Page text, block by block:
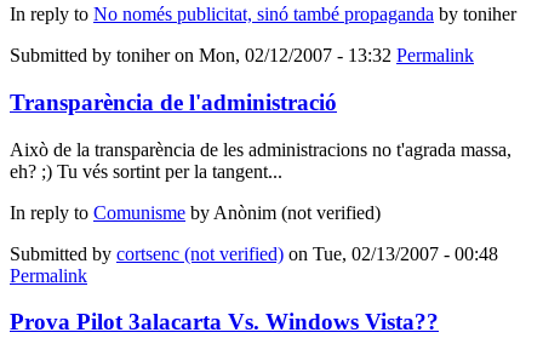
In reply to No només publicitat, sinó també propaganda by toniher
Submitted by toniheron Mon, 02/12/2007 - 13:32 Permalink
Transparència de l'administració
Això de la transparència de les administracions no t'agrada massa,
eh? ;) Tu vés sortint per la tangent...
In reply to Comunisme by Anònim (not verified)
Submitted by cortsenc (not verified) on Tue, 02/13/2007 - 00:48
Permalink
Prova Pilot 3alacarta Vs. Windows Vista??